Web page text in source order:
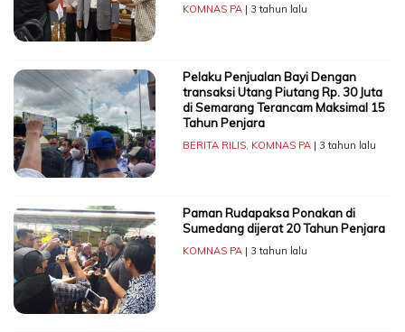
KOMNAS PA| 3 tahun lalu
Pelaku Penjualan Bayi Dengan
transaksi Utang Piutang Rp. 30 Juta
di Semarang Terancam Maksimal 15
Tahun Penjara
BERITA RILIS, KOMNAS PA| 3 tahun lalu
Paman Rudapaksa Ponakan di
Sumedang dijerat 20 Tahun Penjara
KOMNAS PA| 3 tahun lalu